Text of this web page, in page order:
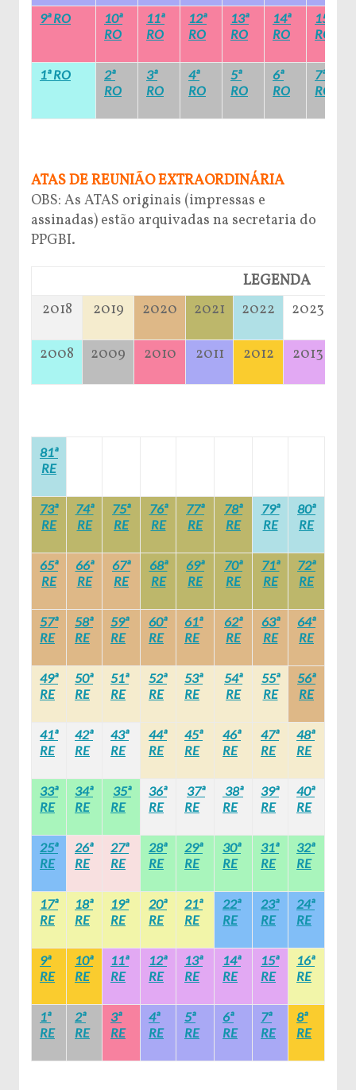
9ª RO
10ª
RO
11ª
RO
12ª
RO
13ª
RO
14ª
RO
15ª
RO
1ª RO
2ª
RO
3ª
RO
4ª
RO
5ª
RO
6ª
RO
7ª
RO
ATAS DE REUNIÃO EXTRAORDINÁRIA
OBS: As ATAS originais (impressas e
assinadas) estão arquivadas na secretaria do
PPGBI.
LEGENDA
2018
2019 2020 2021 2022 2023
2008 2009 2010 2011 2012 2013
81ª
RE
73ª
RE
74ª
RE
75ª
RE
76ª
RE
77ª
RE
78ª
RE
79ª
RE
80ª
RE
65ª
RE
66ª
RE
67ª
RE
68ª
RE
69ª
RE
70ª
RE
71ª
RE
72ª
RE
57ª
RE
58ª
RE
59ª
RE
60ª
RE
61ª
RE
62ª
RE
63ª
RE
64ª
RE
49ª
RE
50ª
RE
51ª
RE
52ª
RE
53ª
RE
54ª
RE
55ª
RE
56ª
RE
41ª
RE
42ª
RE
43ª
RE
44ª
RE
45ª
RE
46ª
RE
47ª
RE
48ª
RE
33ª
RE
34ª
RE
35ª
RE
36ª
RE
37ª
RE
38ª
RE
39ª
RE
40ª
RE
25ª
RE
26ª
RE
27ª
RE
28ª
RE
29ª
RE
30ª
RE
31ª
RE
32ª
RE
17ª
RE
18ª
RE
19ª
RE
20ª
RE
21ª
RE
22ª
RE
23ª
RE
24ª
RE
9ª
RE
10ª
RE
11ª
RE
12ª
RE
13ª
RE
14ª
RE
15ª
RE
16ª
RE
1ª
RE
2ª
RE
3ª
RE
4ª
RE
5ª
RE
6ª
RE
7ª
RE
8ª
RE